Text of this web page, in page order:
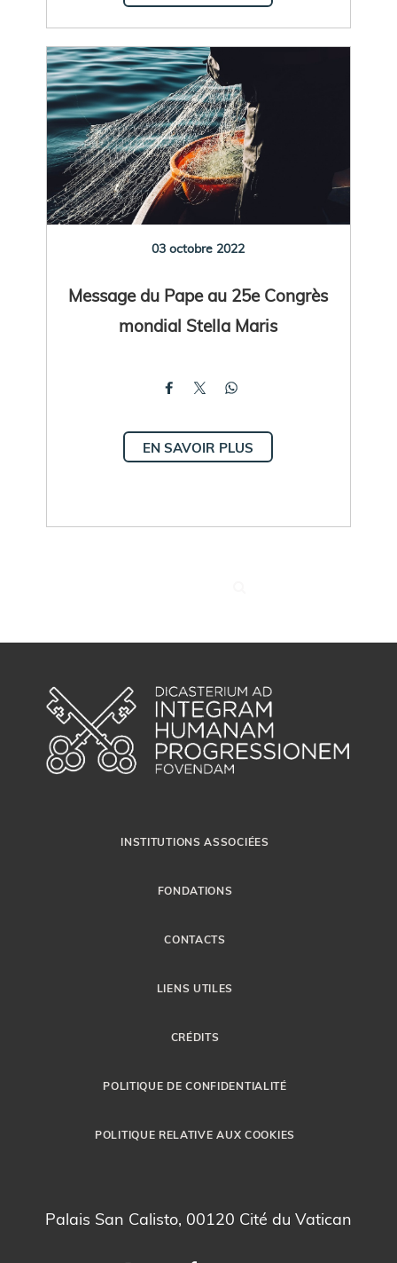
03 octobre 2022
Message du Pape au 25e Congrès
mondial Stella Maris
EN SAVOIR PLUS
INSTITUTIONS ASSOCIÉES
FONDATIONS
CONTACTS
LIENS UTILES
CRÉDITS
POLITIQUE DE CONFIDENTIALITÉ
POLITIQUE RELATIVE AUX COOKIES
Palais San Calisto, 00120 Cité du Vatican